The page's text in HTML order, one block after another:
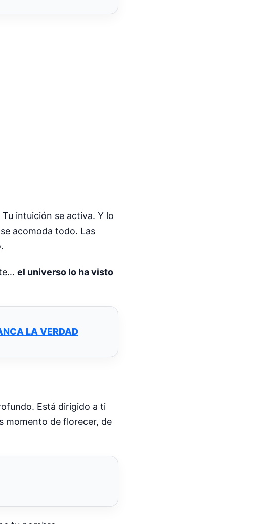
intuición se activa. Y lo
acomoda todo. Las
el universo lo ha visto
LA VERDAD
Está dirigido a ti
momento de florecer, de